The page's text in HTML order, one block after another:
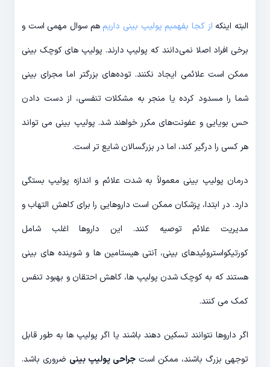
البته اینکه از کجا بفهمیم پولیپ بینی داریم هم سوال مهمی است و
برخی افراد اصلا نمی‌دانند که پولیپ دارند. پولیپ های کوچک بینی
ممکن است علائمی ایجاد نکنند. توده‌های بزرگتر اما مجرای بینی
شما را مسدود کرده یا منجر به مشکلات تنفسی، از دست دادن
حس بویایی و عفونت‌های مکرر خواهند شد. پولیپ بینی می تواند
هر کسی را درگیر کند، اما در بزرگسالان شایع تر است.
درمان پولیپ بینی معمولاً به شدت علائم و اندازه پولیپ بستگی
دارد. در ابتدا، پزشکان ممکن است داروهایی را برای کاهش التهاب و
مدیریت علائم توصیه کنند. این داروها اغلب شامل
کورتیکواستروئیدهای بینی، آنتی هیستامین ها و شوینده های بینی
هستند که به کوچک شدن پولیپ ها، کاهش احتقان و بهبود تنفس
کمک می کنند.
اگر داروها نتوانند تسکین دهند باشند یا اگر پولیپ ها به طور قابل
توجهی بزرگ باشند، ممکن است جراحی پولیپ بینی ضروری باشد.